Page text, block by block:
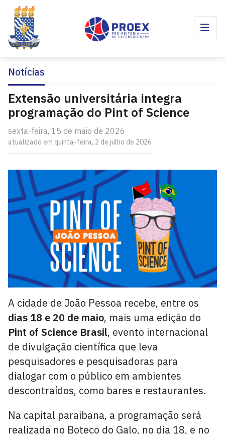
Notícias
Extensão universitária integra
programação do Pint of Science
sexta-feira, 15 de maio de 2026
atualizado em quinta-feira, 2 de julho de 2026
A cidade de João Pessoa recebe, entre os
dias 18 e 20 de maio, mais uma edição do
Pint of Science Brasil, evento internacional
de divulgação científica que leva
pesquisadores e pesquisadoras para
dialogar com o público em ambientes
descontraídos, como bares e restaurantes.
Na capital paraibana, a programação será
realizada no Boteco do Galo, no dia 18, e no